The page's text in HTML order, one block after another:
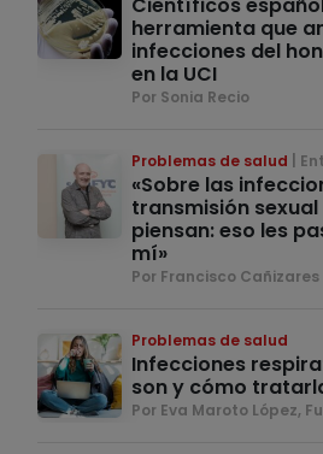
herramienta que
infecciones del
en la UCI
Por Sonia Recio
Problemas de salud
«Sobre las
transmisión
piensan: eso les
mí»
Por Francisco
Problemas de salud
Infecciones
son y cómo
Por Eva Maroto López,